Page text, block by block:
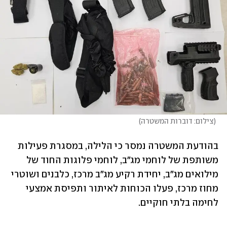
(צילום: דוברות המשטרה)
לחימה בלתי חוקיים.